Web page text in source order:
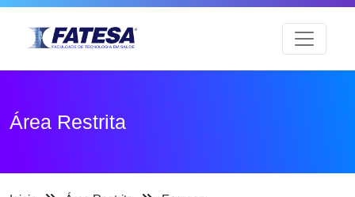
Área Restrita